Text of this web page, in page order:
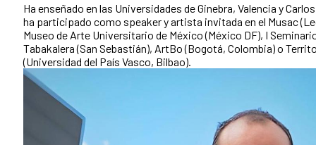
Ha enseñado en las Universidades de Ginebra, Valencia y
ha participado como speaker y artista invitada en el Musac
Museo de Arte Universitario de México (México DF), I
Tabakalera (San Sebastián), ArtBo (Bogotá, Colombia) o
(Universidad del País Vasco, Bilbao).